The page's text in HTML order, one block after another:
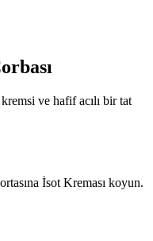
ve hafif acılı bir tat
İsot Kreması koyun.